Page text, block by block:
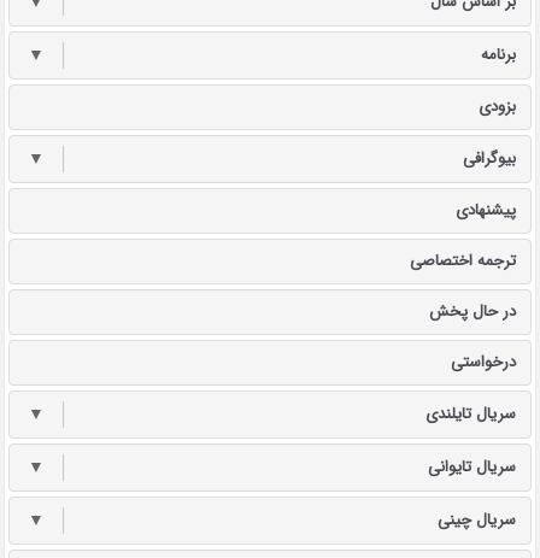
برنامه ▼
بزودی
بیوگرافی ▼
پیشنهادی
ترجمه اختصاصی
در حال پخش
درخواستی
سریال تایلندی ▼
سریال تایوانی ▼
سریال چینی ▼